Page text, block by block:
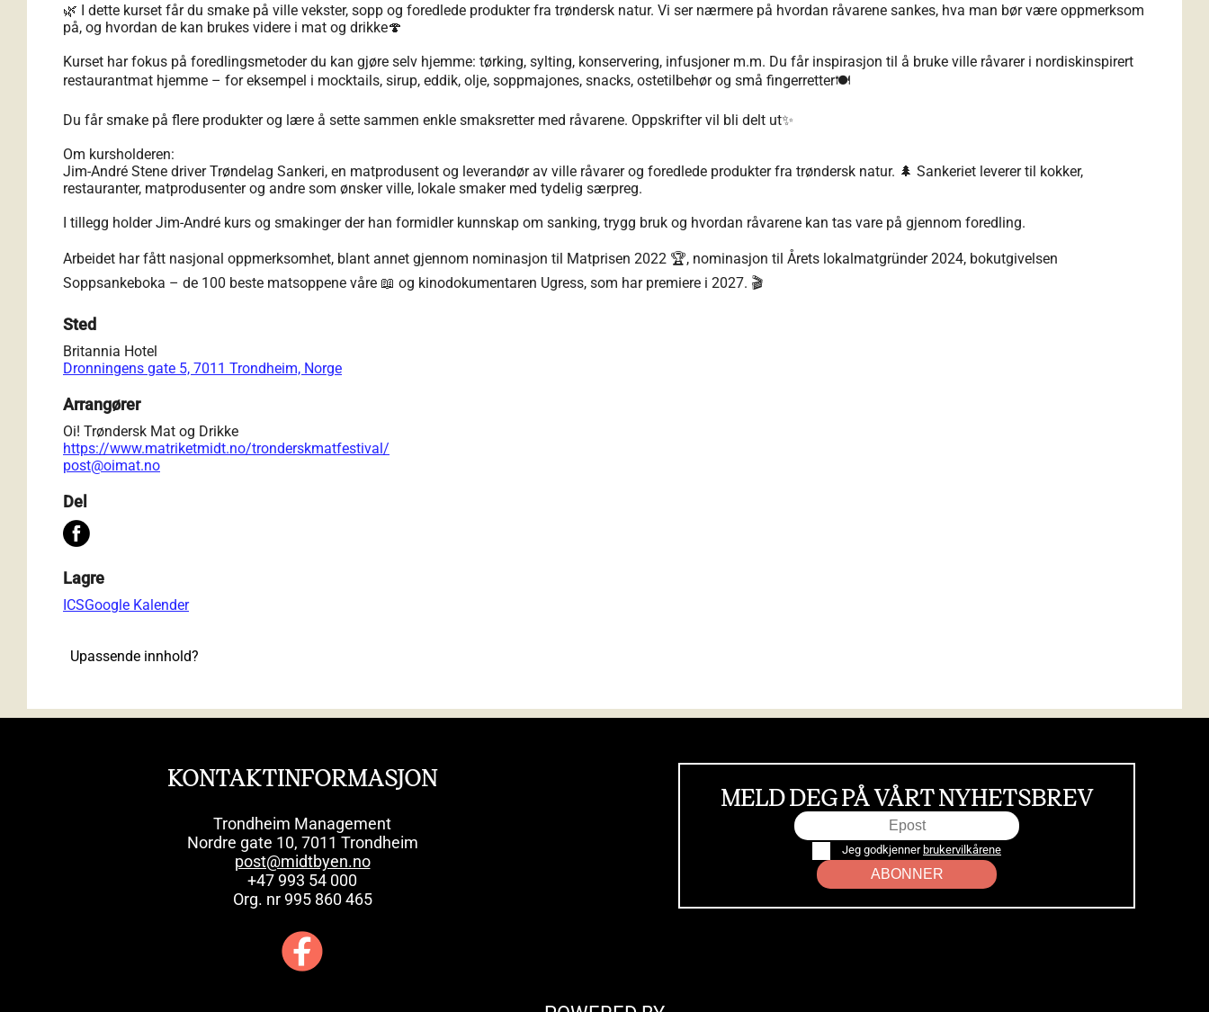
🌿 I dette kurset får du smake på ville vekster, sopp og foredlede produkter fra trøndersk natur. Vi ser nærmere på hvordan råvarene sankes, hva man bør være oppmerksom
på, og hvordan de kan brukes videre i mat og drikke🍄
Kurset har fokus på foredlingsmetoder du kan gjøre selv hjemme: tørking, sylting, konservering, infusjoner m.m. Du får inspirasjon til å bruke ville råvarer i nordiskinspirert
restaurantmat hjemme – for eksempel i mocktails, sirup, eddik, olje, soppmajones, snacks, ostetilbehør og små fingerretter🍽️
Du får smake på flere produkter og lære å sette sammen enkle smaksretter med råvarene. Oppskrifter vil bli delt ut✨
Om kursholderen:
Jim-André Stene driver Trøndelag Sankeri, en matprodusent og leverandør av ville råvarer og foredlede produkter fra trøndersk natur. 🌲 Sankeriet leverer til kokker,
restauranter, matprodusenter og andre som ønsker ville, lokale smaker med tydelig særpreg.
I tillegg holder Jim-André kurs og smakinger der han formidler kunnskap om sanking, trygg bruk og hvordan råvarene kan tas vare på gjennom foredling.
Arbeidet har fått nasjonal oppmerksomhet, blant annet gjennom nominasjon til Matprisen 2022 🏆, nominasjon til Årets lokalmatgründer 2024, bokutgivelsen
Soppsankeboka – de 100 beste matsoppene våre 📖 og kinodokumentaren Ugress, som har premiere i 2027. 🎬
Sted
Britannia Hotel
Dronningens gate 5, 7011 Trondheim, Norge
Arrangører
Oi! Trøndersk Mat og Drikke
https://www.matriketmidt.no/tronderskmatfestival/
post@oimat.no
Del
Lagre
ICSGoogle Kalender
Upassende innhold?
KONTAKTINFORMASJON
Trondheim Management
Nordre gate 10, 7011 Trondheim
post@midtbyen.no
+47 993 54 000
Org. nr 995 860 465
MELD DEG PÅ VÅRT NYHETSBREV
Jeg godkjenner brukervilkårene
ABONNER